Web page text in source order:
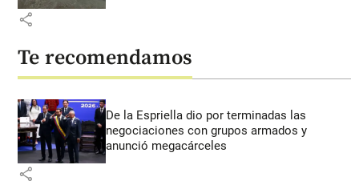
share
Te recomendamos
De la Espriella dio por terminadas las
negociaciones con grupos armados y
anunció megacárceles
share